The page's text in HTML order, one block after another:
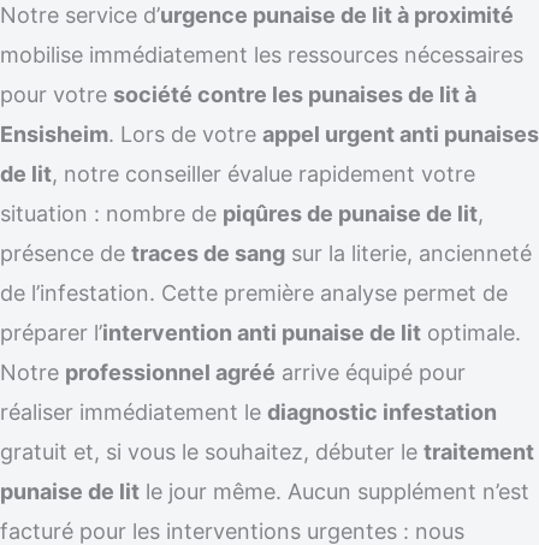
Notre service d’urgence punaise de lit à proximité
mobilise immédiatement les ressources nécessaires
pour votre société contre les punaises de lit à
Ensisheim. Lors de votre appel urgent anti punaises
de lit, notre conseiller évalue rapidement votre
situation : nombre de piqûres de punaise de lit,
présence de traces de sang sur la literie, ancienneté
de l’infestation. Cette première analyse permet de
préparer l’intervention anti punaise de lit optimale.
Notre professionnel agréé arrive équipé pour
réaliser immédiatement le diagnostic infestation
gratuit et, si vous le souhaitez, débuter le traitement
punaise de lit le jour même. Aucun supplément n’est
facturé pour les interventions urgentes : nous